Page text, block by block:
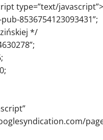
type=”text/
8536754123093431”;
*/